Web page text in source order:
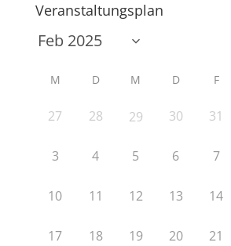
Veranstaltungsplan
M D M D F
27 28 29 30 31
3 4 5 6 7
10 11 12 13 14
17 18 19 20 21